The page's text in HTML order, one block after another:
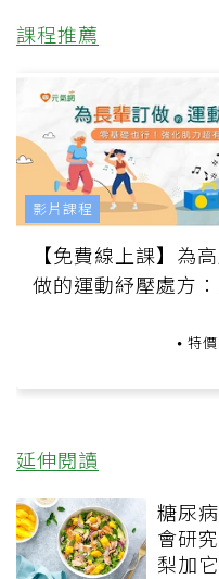
課程推薦
【免費線上課】為
做的運動紓壓處方
特價
影片課程
延伸閱讀
糖尿
會研
梨加